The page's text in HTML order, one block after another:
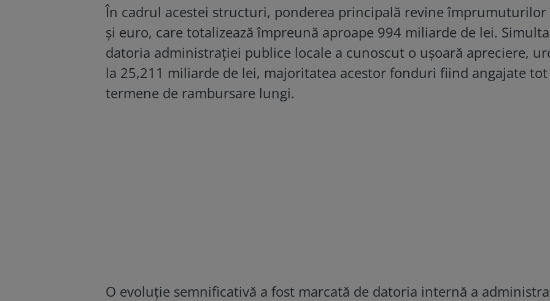
În cadrul acestei structuri, ponderea principală revine împrumuturilor
și euro, care totalizează împreună aproape 994 miliarde de lei.
datoria administraţiei publice locale a cunoscut o uşoară apreciere,
la 25,211 miliarde de lei, majoritatea acestor fonduri fiind angajate tot
termene de rambursare lungi.
O evoluție semnificativă a fost marcată de datoria internă a